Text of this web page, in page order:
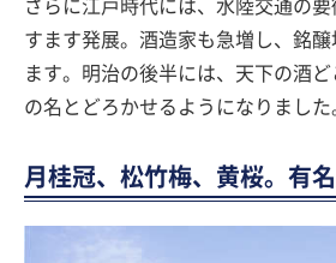
さらに江戸時代には、水陸交通の
すます発展。酒造家も急増し、銘
ます。明治の後半には、天下の酒
の名とどろかせるようになりました
月桂冠、松竹梅、黄桜。有